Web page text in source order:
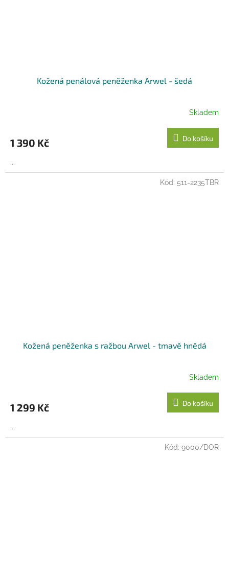
Kožená penálová peněženka Arwel - šedá
Skladem
1 390 Kč Do košíku
...
Kožená peněženka s ražbou Arwel - tmavě hnědá
Skladem
1 299 Kč Do košíku
...
Kód: 511-2235TBR
Kód: 9000/DOR